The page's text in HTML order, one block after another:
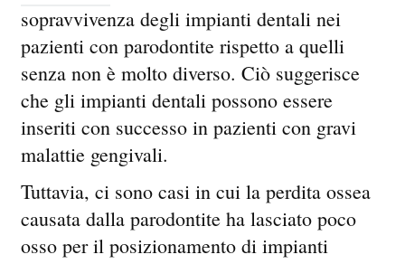
sopravvivenza degli impianti dentali nei
pazienti con parodontite rispetto a quelli
senza non è molto diverso. Ciò suggerisce
che gli impianti dentali possono essere
inseriti con successo in pazienti con gravi
malattie gengivali.
Tuttavia, ci sono casi in cui la perdita ossea
causata dalla parodontite ha lasciato poco
osso per il posizionamento di impianti